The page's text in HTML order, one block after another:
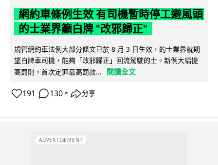
網約車條例生效 有司機暫時停工避風頭
的士業界籲白牌 "改邪歸正"
規管網約車法例大部分條文已於 8 月 3 日生效，的士業界就期
望白牌車司機，能夠「改邪歸正」回流駕駛的士。新例大幅提
高罰則，首次定罪最高罰款...
閱讀全文
191 130 ↗ 分享
ADVERTISEMENT